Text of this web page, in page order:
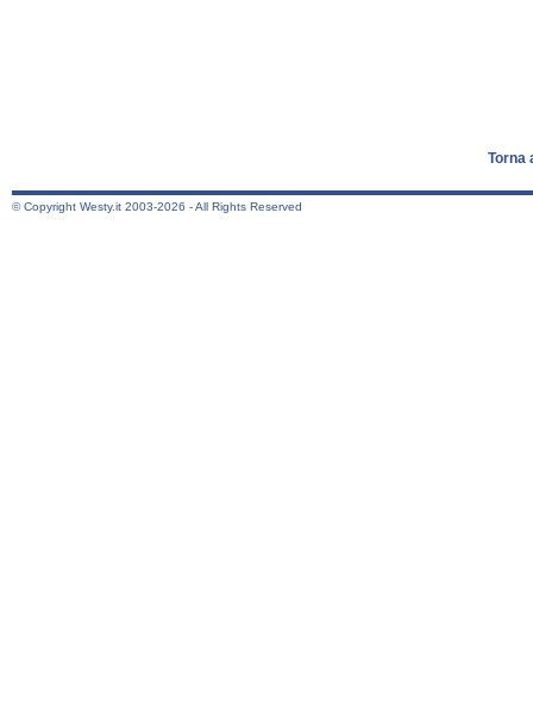
Torna
© Copyright Westy.it 2003-2026 - All Rights Reserved